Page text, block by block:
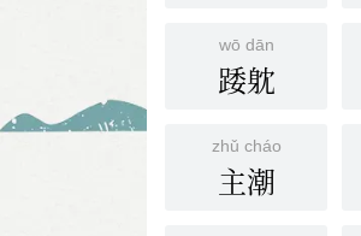
wō dān
踒躭
zhǔ cháo
主潮